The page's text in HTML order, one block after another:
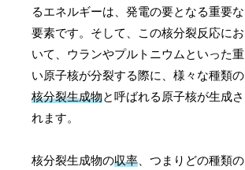
るエネルギーは、発電の要となる重要な
要素です。そして、この核分裂反応にお
いて、ウランやプルトニウムといった重
い原子核が分裂する際に、様々な種類の
核分裂生成物と呼ばれる原子核が生成さ
れます。
核分裂生成物の収率 、つまりどの種類の